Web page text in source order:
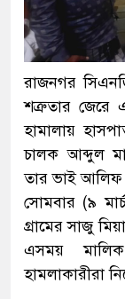
রাজনগর
শত্রুতার জেরে
হামালায়
চালক আব্দুল
তার ভাই আলিফ
সোমবার (৯
গ্রামের সাজু
এসময়
হামলাকারীরা